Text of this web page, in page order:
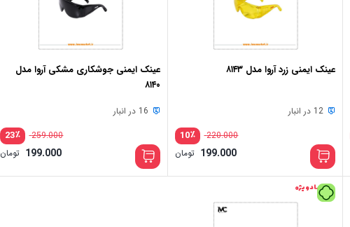
عینک ایمنی زرد آروا مدل ۸۱۴۳
12 در انبار
٪10 220.000
199.000 تومان
عینک ایمنی جوشکاری مشکی آروا مدل
۸۱۴۰
16 در انبار
٪23 259.000
199.000 تومان
پیشنهاد ویژه